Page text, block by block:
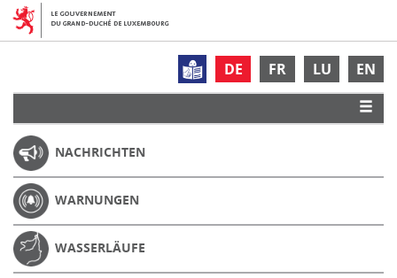
DE FR LU EN
NACHRICHTEN
WARNUNGEN
WASSERLÄUFE